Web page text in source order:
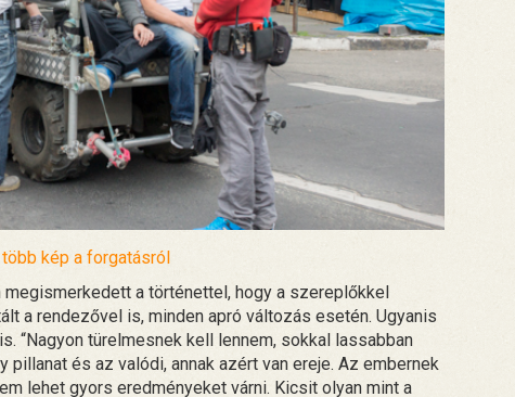
kép a forgatásról
a történettel, hogy a szereplőkkel
a rendezővel is, minden apró változás esetén. Ugyanis
“Nagyon türelmesnek kell lennem, sokkal lassabban
és az valódi, annak azért van ereje. Az embernek
lehet gyors eredményeket várni. Kicsit olyan mint a